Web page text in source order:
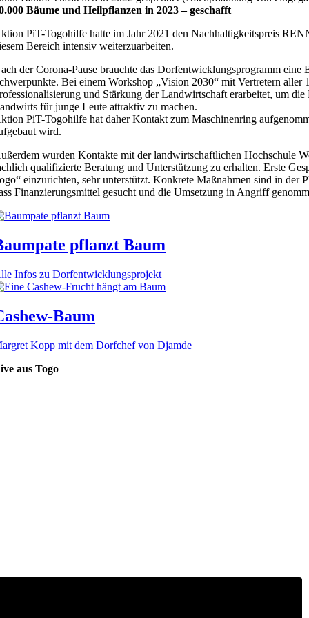
Bäume und Heilpflanzen in 2023 – geschafft
PiT-Togohilfe hatte im Jahr 2021 den Nachhaltigkeitspreis
Bereich intensiv weiterzuarbeiten.
der Corona-Pause brauchte das Dorfentwicklungsprogramm eine
Bei einem Workshop „Vision 2030“ mit Vertretern
und Stärkung der Landwirtschaft erarbeitet, um
für junge Leute attraktiv zu machen.
PiT-Togohilfe hat daher Kontakt zum Maschinenring
wird.
wurden Kontakte mit der landwirtschaftlichen Hochschule
qualifizierte Beratung und Unterstützung zu erhalten. Erste
einzurichten, sehr unterstützt. Konkrete Maßnahmen sind in
Finanzierungsmittel gesucht und die Umsetzung in Angriff
pflanzt Baum
Infos zu Dorfentwicklungsprojekt
Baum
Kopp mit dem Dorfchef von Djamde
aus Togo